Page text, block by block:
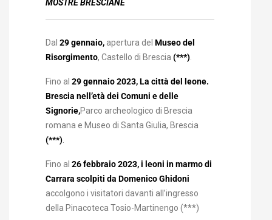
MOSTRE BRESCIANE
Dal 29 gennaio, apertura del Museo del
Risorgimento, Castello di Brescia (***)
Fino al 29 gennaio 2023, La città del leone.
Brescia nell’età dei Comuni e delle
Signorie,Parco archeologico di Brescia
romana e Museo di Santa Giulia, Brescia
(***)
Fino al 26 febbraio 2023, i leoni in marmo di
Carrara scolpiti da Domenico Ghidoni
accolgono i visitatori davanti all’ingresso
della Pinacoteca Tosio-Martinengo (***)